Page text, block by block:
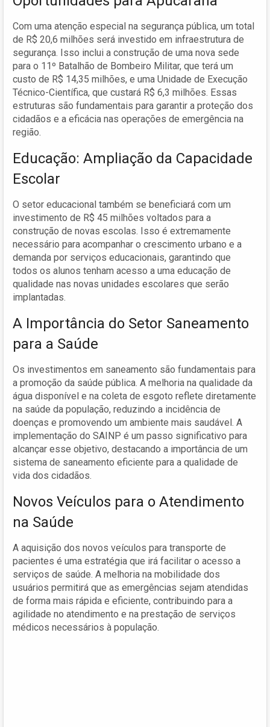
Com uma atenção especial na segurança pública, um total
de R$ 20,6 milhões será investido em infraestrutura de
segurança. Isso inclui a construção de uma nova sede
para o 11º Batalhão de Bombeiro Militar, que terá um
custo de R$ 14,35 milhões, e uma Unidade de Execução
Técnico-Científica, que custará R$ 6,3 milhões. Essas
estruturas são fundamentais para garantir a proteção dos
cidadãos e a eficácia nas operações de emergência na
região.
Educação: Ampliação da Capacidade
Escolar
O setor educacional também se beneficiará com um
investimento de R$ 45 milhões voltados para a
construção de novas escolas. Isso é extremamente
necessário para acompanhar o crescimento urbano e a
demanda por serviços educacionais, garantindo que
todos os alunos tenham acesso a uma educação de
qualidade nas novas unidades escolares que serão
implantadas.
A Importância do Setor Saneamento
para a Saúde
Os investimentos em saneamento são fundamentais para
a promoção da saúde pública. A melhoria na qualidade da
água disponível e na coleta de esgoto reflete diretamente
na saúde da população, reduzindo a incidência de
doenças e promovendo um ambiente mais saudável. A
implementação do SAINP é um passo significativo para
alcançar esse objetivo, destacando a importância de um
sistema de saneamento eficiente para a qualidade de
vida dos cidadãos.
Novos Veículos para o Atendimento
na Saúde
A aquisição dos novos veículos para transporte de
pacientes é uma estratégia que irá facilitar o acesso a
serviços de saúde. A melhoria na mobilidade dos
usuários permitirá que as emergências sejam atendidas
de forma mais rápida e eficiente, contribuindo para a
agilidade no atendimento e na prestação de serviços
médicos necessários à população.